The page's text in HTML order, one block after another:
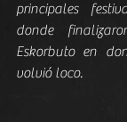
principales
donde
Eskorbuto en
volvió loco.